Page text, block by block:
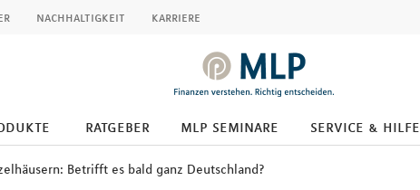
nachhaltigkeit karriere
ratgeber mlp seminare service & hilfe
Betrifft es bald ganz Deutschland?